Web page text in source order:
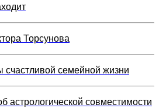
Торсунова
счастливой семейной жизни
астрологической совместимости